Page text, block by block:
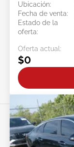
Ubicación:
Fecha de venta:
Estado de la
oferta:
Oferta actual:
$0